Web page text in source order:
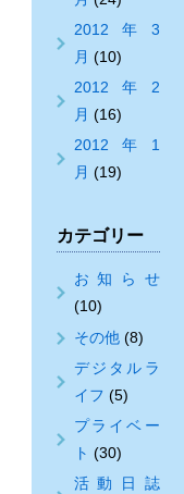
2012年3
月 (10)
2012年2
月 (16)
2012年1
月 (19)
カテゴリー
お知らせ
(10)
その他(8)
デジタルラ
イフ (5)
プライベー
ト (30)
活動日誌